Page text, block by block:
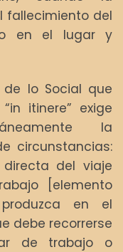
fallecimiento del
en el lugar y
lo Social que
itinere” exige
la
circunstancias:
del viaje
[elemento
en el
debe recorrerse
de trabajo o